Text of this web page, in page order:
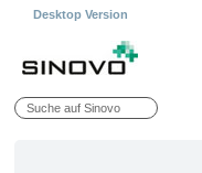
Desktop Version